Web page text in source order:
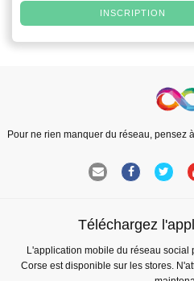
INSCRIPTION
Pour ne rien manquer du réseau, pensez
Téléchargez
L'application mobile du réseau social
Corse est disponible sur les stores.